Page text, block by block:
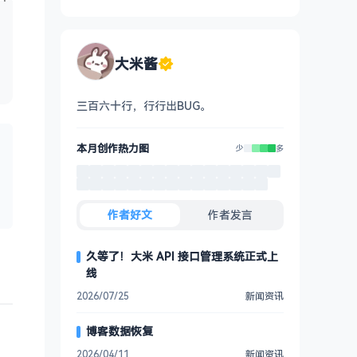
大米酱
三百六十行，行行出BUG。
本月创作热力图 少 多
作者好文 作者发言
久等了！大米 API 接口管理系统正式上
线
2026/07/25 新闻资讯
博客数据恢复
2026/04/11 新闻资讯